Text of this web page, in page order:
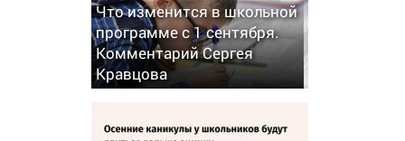
Что изменится в школьной
программе с 1 сентября.
Комментарий Сергея
Кравцова